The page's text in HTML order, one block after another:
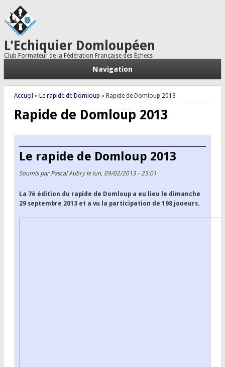
L'Echiquier Domloupéen
Club Formateur de la Fédération Française des Échecs
Navigation
Vous êtes ici
Accueil » Le rapide de Domloup » Rapide de Domloup 2013
Rapide de Domloup 2013
Le rapide de Domloup 2013
Soumis parPascal Aubryle lun, 09/02/2013 - 23:01
La 7è édition du rapide de Domloup a eu lieu le dimanche
29 septembre 2013 et a vu la participation de 198 joueurs.